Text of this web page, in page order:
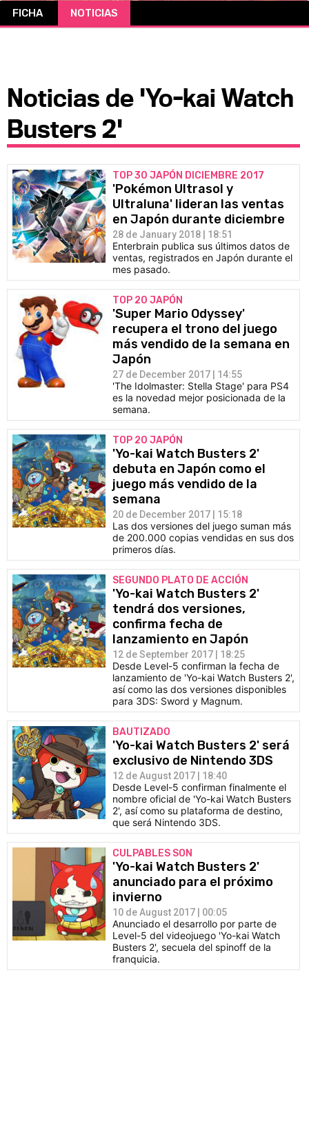
FICHA NOTICIAS
Noticias de 'Yo-kai Watch
Busters 2'
TOP 30 JAPÓN DICIEMBRE 2017
'Pokémon Ultrasol y
Ultraluna' lideran las ventas
en Japón durante diciembre
28 de January 2018 | 18:51
Enterbrain publica sus últimos datos de
ventas, registrados en Japón durante el
mes pasado.
TOP 20 JAPÓN
'Super Mario Odyssey'
recupera el trono del juego
más vendido de la semana en
Japón
27 de December 2017 | 14:55
'The Idolmaster: Stella Stage' para PS4
es la novedad mejor posicionada de la
semana.
TOP 20 JAPÓN
'Yo-kai Watch Busters 2'
debuta en Japón como el
juego más vendido de la
semana
20 de December 2017 | 15:18
Las dos versiones del juego suman más
de 200.000 copias vendidas en sus dos
primeros días.
SEGUNDO PLATO DE ACCIÓN
'Yo-kai Watch Busters 2'
tendrá dos versiones,
confirma fecha de
lanzamiento en Japón
12 de September 2017 | 18:25
Desde Level-5 confirman la fecha de
lanzamiento de 'Yo-kai Watch Busters 2',
así como las dos versiones disponibles
para 3DS: Sword y Magnum.
BAUTIZADO
'Yo-kai Watch Busters 2' será
exclusivo de Nintendo 3DS
12 de August 2017 | 18:40
Desde Level-5 confirman finalmente el
nombre oficial de 'Yo-kai Watch Busters
2', así como su plataforma de destino,
que será Nintendo 3DS.
CULPABLES SON
'Yo-kai Watch Busters 2'
anunciado para el próximo
invierno
10 de August 2017 | 00:05
Anunciado el desarrollo por parte de
Level-5 del videojuego 'Yo-kai Watch
Busters 2', secuela del spinoff de la
franquicia.